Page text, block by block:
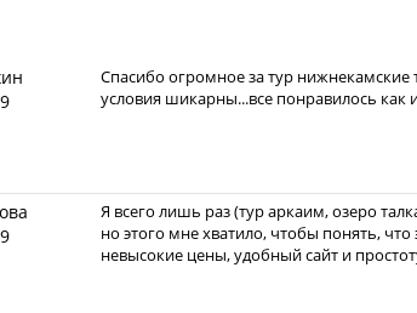
Спасибо огромное за тур нижнекамские
условия шикарны...все понравилось как и
Я всего лишь раз (тур аркаим, озеро
но этого мне хватило, чтобы понять,
невысокие цены, удобный сайт и